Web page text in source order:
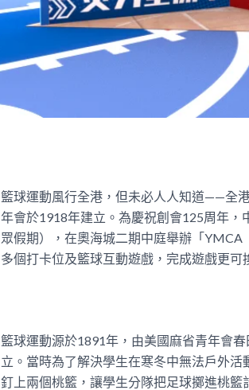
籃球運動風行全港，但未必人人知道——全
年會於1918年建立。為慶祝創會125周年
眾假期），在奧海城二期中庭舉辦「
多個打卡位及籃球互動遊戲，完成遊戲更可
籃球運動源於1891年，由美國麻省青年會
立。當時為了解決學生在寒冬中無法戶外
釘上兩個桃籃，讓學生分隊把足球擲進桃籃